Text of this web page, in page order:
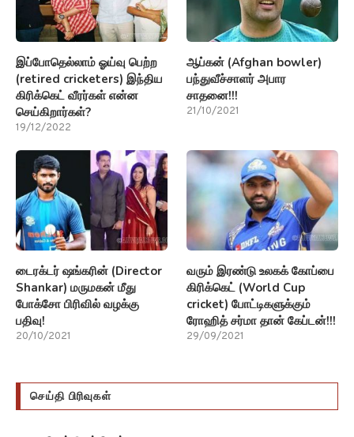
இப்போதெல்லாம் ஓய்வு பெற்ற
(retired cricketers) இந்திய
கிரிக்கெட் வீரர்கள் என்ன
செய்கிறார்கள்?
19/12/2022
ஆப்கன் (Afghan bowler)
பந்துவீச்சாளர் அபார
சாதனை!!!
21/10/2021
டைரக்டர் ஷங்கரின் (Director
Shankar) மருமகன் மீது
போக்சோ பிரிவில் வழக்கு
பதிவு!
20/10/2021
வரும் இரண்டு உலகக் கோப்பை
கிரிக்கெட் (World Cup
cricket) போட்டிகளுக்கும்
ரோஹித் சர்மா தான் கேப்டன்!!!
29/09/2021
செய்தி பிரிவுகள்